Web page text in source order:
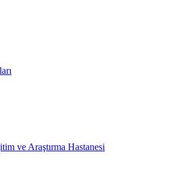
ve Araştırma Hastanesi